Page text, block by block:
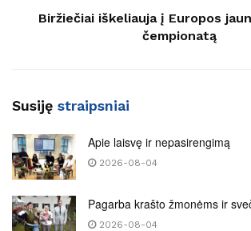
Biržiečiai iškeliauja į Europos
čempionatą
Susiję straipsniai
Apie laisvę ir nepasirengimą
2026-08-04
Pagarba krašto žmonėms ir
2026-08-04